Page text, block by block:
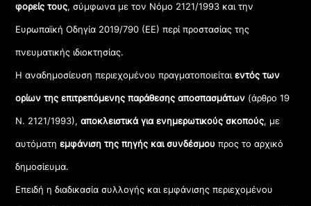
φορείς τους, σύμφωνα με τον Νόμο 2121/1993 και την
Ευρωπαϊκή Οδηγία 2019/790 (ΕΕ) περί προστασίας της
πνευματικής ιδιοκτησίας.
Η αναδημοσίευση περιεχομένου πραγματοποιείταιεντός των
ορίων της επιτρεπόμενης παράθεσης αποσπασμάτων (άρθρο 19
Ν. 2121/1993), αποκλειστικά για ενημερωτικούς σκοπούς, με
αυτόματηεμφάνιση της πηγής και συνδέσμου προς το αρχικό
δημοσίευμα.
Επειδή η διαδικασία συλλογής και εμφάνισης περιεχομένου